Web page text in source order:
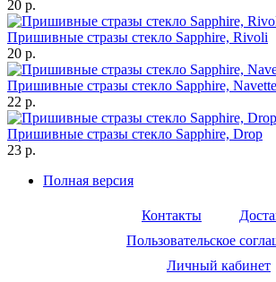
20 р.
Пришивные стразы стекло Sapphire, Rivoli
20 р.
Пришивные стразы стекло Sapphire, Navette
22 р.
Пришивные стразы стекло Sapphire, Drop
23 р.
Полная версия
Контакты
Пользовательское
Личный кабинет